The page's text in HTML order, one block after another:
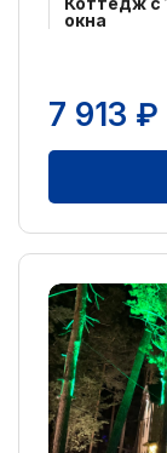
окна
7 913 ₽